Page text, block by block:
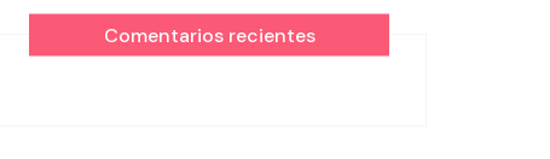
Comentarios recientes